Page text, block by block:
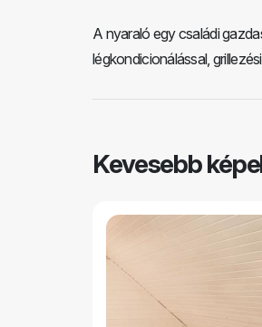
A nyaraló egy családi
légkondicionálással,
Kevesebb